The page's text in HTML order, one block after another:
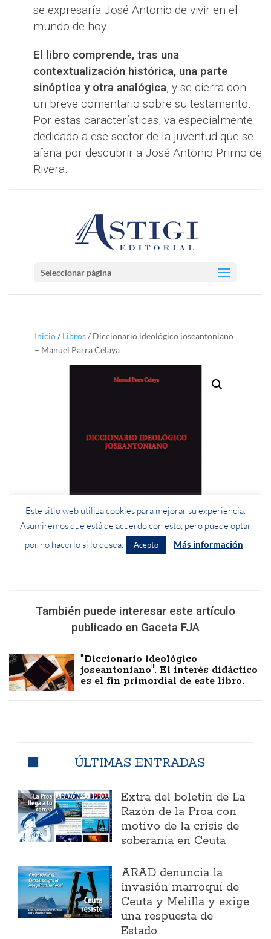
se expresaría José Antonio de vivir en el
mundo de hoy.
El libro comprende, tras una
contextualización histórica, una parte
sinóptica y otra analógica, y se cierra con
un breve comentario sobre su testamento.
Por estas características, va especialmente
dedicado a ese sector de la juventud que se
afana por descubrir a José Antonio Primo de
Rivera.
También puede interesar este artículo
publicado en Gaceta FJA
"Diccionario ideológico
joseantoniano". El interés didáctico
es el fin primordial de este libro.
ÚLTIMAS ENTRADAS
Extra del boletín de La
Razón de la Proa con
motivo de la crisis de
soberanía en Ceuta
ARAD denuncia la
invasión marroquí de
Ceuta y Melilla y exige
una respuesta de
Estado